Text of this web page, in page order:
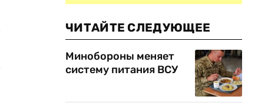
ЧИТАЙТЕ СЛЕДУЮЩЕЕ
Минобороны меняет
систему питания ВСУ